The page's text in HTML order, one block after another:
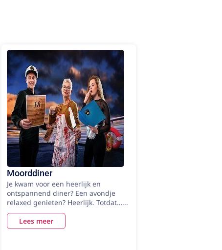
Moorddiner
Je kwam voor een heerlijk en
ontspannend diner? Een avondje
relaxed genieten? Heerlijk. Totdat…...
Lees meer